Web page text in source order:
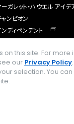
ガレット・ハウエル アイデ
ャンピオン
ンディペンデント
this site. For
our Privacy Policy
selection. You